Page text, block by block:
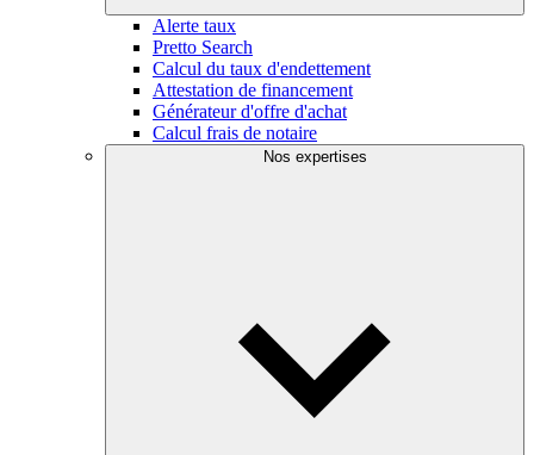
Alerte taux
Pretto Search
Calcul du taux d'endettement
Attestation de financement
Générateur d'offre d'achat
Calcul frais de notaire
Nos expertises